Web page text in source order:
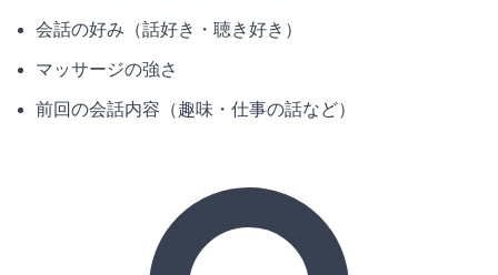
会話の好み（話好き・聴き好き）
マッサージの強さ
前回の会話内容（趣味・仕事の話など）